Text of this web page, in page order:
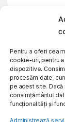
Pentru a oferi cea
cookie-uri, pentru
dispozitive.
procesăm date,
pe acest site. Dacă
consimțământul
funcționalități și
Administrează
My Account
Customer
About Us